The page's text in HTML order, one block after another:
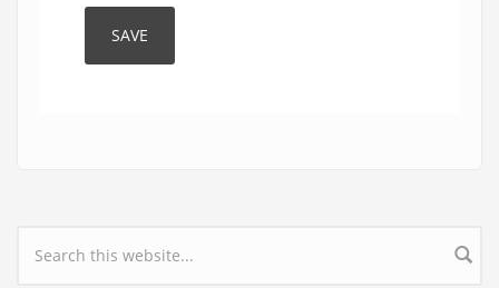
Search form